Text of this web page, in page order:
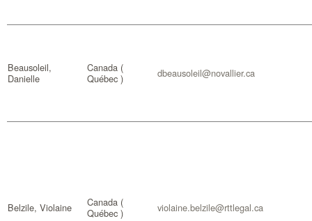
Beausoleil,
Danielle
Canada (
Québec )
dbeausoleil@novallier.ca
Belzile, Violaine
Canada (
Québec )
violaine.belzile@rttlegal.ca